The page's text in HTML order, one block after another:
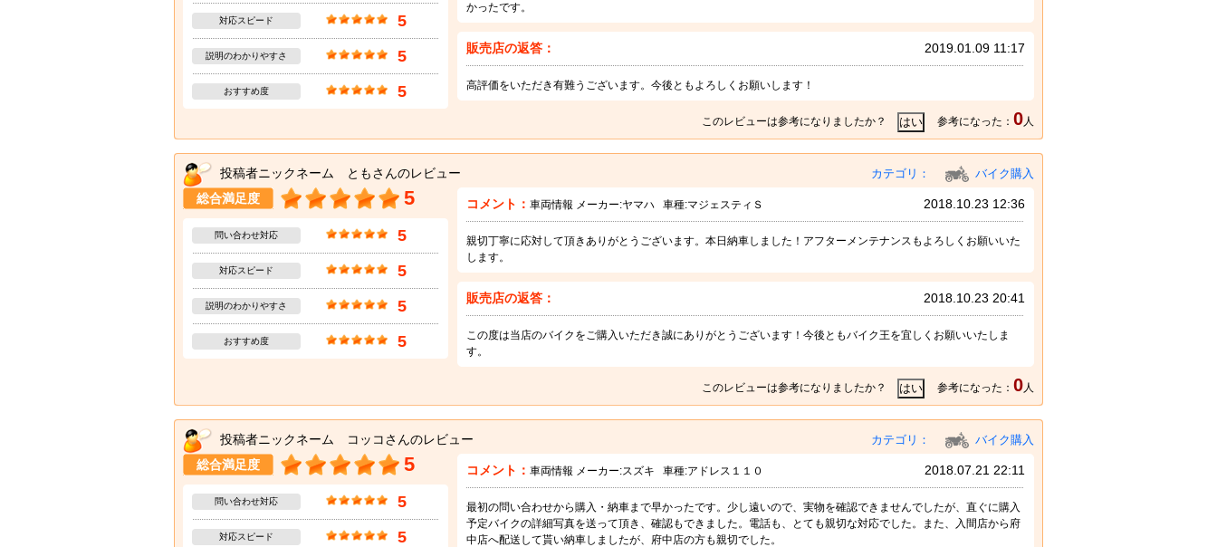
対応スピード 5
説明のわかりやすさ 5
おすすめ度 5
かったです。
販売店の返答： 2019.01.09 11:17
高評価をいただき有難うございます。今後ともよろしくお願いします！
このレビューは参考になりましたか？ 参考になった： 0人
投稿者ニックネーム ともさんのレビュー カテゴリ： バイク購入
総合満足度 5
問い合わせ対応 5
対応スピード 5
説明のわかりやすさ 5
おすすめ度 5
コメント： 車両情報 メーカー:ヤマハ 車種:マジェスティＳ 2018.10.23 12:36
親切丁寧に応対して頂きありがとうございます。本日納車しました！アフターメンテナンスもよろしくお願いいた
します。
販売店の返答： 2018.10.23 20:41
この度は当店のバイクをご購入いただき誠にありがとうございます！今後ともバイク王を宜しくお願いいたしま
す。
このレビューは参考になりましたか？ 参考になった： 0人
投稿者ニックネーム コッコさんのレビュー カテゴリ： バイク購入
総合満足度 5
問い合わせ対応 5
対応スピード 5
コメント： 車両情報 メーカー:スズキ 車種:アドレス１１０ 2018.07.21 22:11
最初の問い合わせから購入・納車まで早かったです。少し遠いので、実物を確認できませんでしたが、直ぐに購入
予定バイクの詳細写真を送って頂き、確認もできました。電話も、とても親切な対応でした。また、入間店から府
中店へ配送して貰い納車しましたが、府中店の方も親切でした。